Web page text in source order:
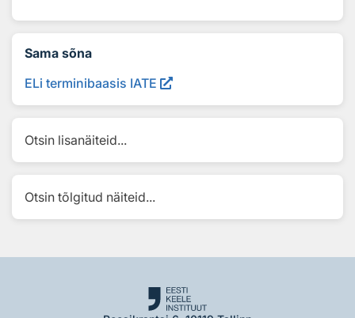
Sama sõna
ELi terminibaasis IATE
Otsin lisanäiteid...
Otsin tõlgitud näiteid...